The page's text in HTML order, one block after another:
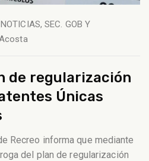
NOTICIAS,SEC. GOB Y
de regularización
Únicas
Recreo informa que mediante
del plan de regularización